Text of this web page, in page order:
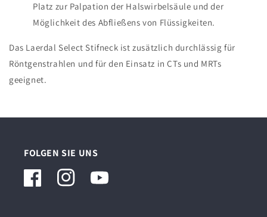
Platz zur Palpation der Halswirbelsäule und der
Möglichkeit des Abfließens von Flüssigkeiten.
Das Laerdal Select Stifneck ist zusätzlich durchlässig für
Röntgenstrahlen und für den Einsatz in CTs und MRTs
geeignet.
FOLGEN SIE UNS
FacebookInstagramYouTube